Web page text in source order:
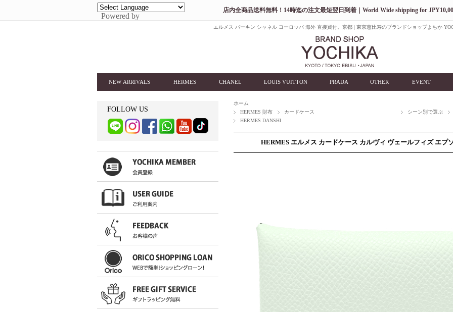
Powered by
店内全商品送料無料！14時迄の注文最短翌日到着｜World Wide shipping for
エルメス バーキン シャネル ヨーロッパ 海外 直接買付。京都 | 東京恵比寿のブランドショップよちか
NEW ARRIVALS HERMES CHANEL LOUIS VUITTON PRADA OTHER EVENT
ホーム
HERMES 財布
カードケース
シーン別で選ぶ
HERMES DANSHI
HERMES エルメス カードケース カルヴィ ヴェールフィズ エプ
FOLLOW US